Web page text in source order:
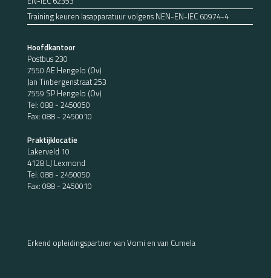
Training keuren lasapparatuur volgens NEN-EN-IEC 60974-4
Hoofdkantoor
Postbus 230
7550 AE Hengelo (Ov)
Jan Tinbergenstraat 253
7559 SP Hengelo (Ov)
Tel: 088 - 2450050
Fax: 088 - 2450010
Praktijklocatie
Lakerveld 10
4128 LJ Lexmond
Tel: 088 - 2450050
Fax: 088 - 2450010
Erkend opleidingspartner van Vomi en van Cumela